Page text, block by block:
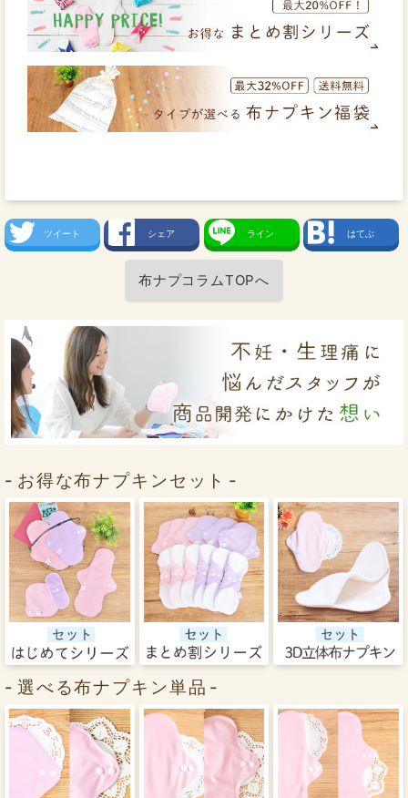
ツイート シェア ライン はてぶ
布ナプコラムTOPへ
お得な布ナプキンセット
選べる布ナプキン単品